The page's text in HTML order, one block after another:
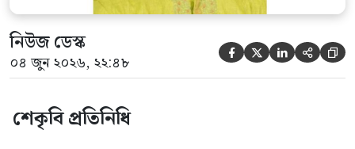
নিউজ ডেস্ক
০৪ জুন ২০২৬, ২২:৪৮     
শেকৃবি প্রতিনিধি